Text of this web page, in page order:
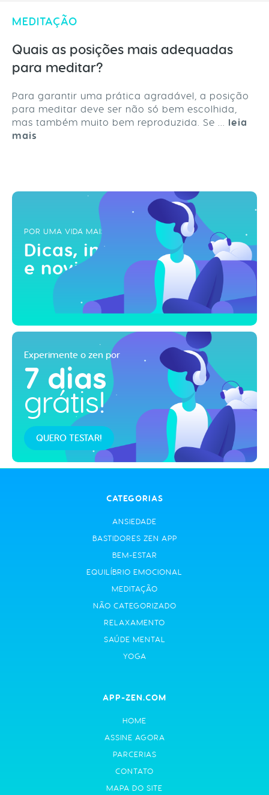
MEDITAÇÃO
Quais as posições mais adequadas
para meditar?
Para garantir uma prática agradável, a posição
para meditar deve ser não só bem escolhida,
mas também muito bem reproduzida. Se ... leia
mais
POR UMA VIDA MAIS ZEN
Dicas, inspirações
e novidades!
Experimente o zen por
7 dias
grátis!
QUERO TESTAR!
CATEGORIAS
ANSIEDADE
BASTIDORES ZEN APP
BEM-ESTAR
EQUILÍBRIO EMOCIONAL
MEDITAÇÃO
NÃO CATEGORIZADO
RELAXAMENTO
SAÚDE MENTAL
YOGA
APP-ZEN.COM
HOME
ASSINE AGORA
PARCERIAS
CONTATO
MAPA DO SITE